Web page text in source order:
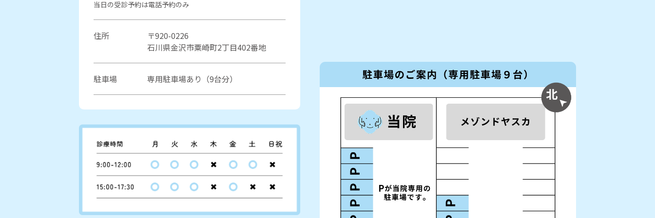
当日の受診予約は電話予約のみ
住所
〒920-0226
石川県金沢市粟崎町2丁目402番地
駐車場 専用駐車場あり（9台分）